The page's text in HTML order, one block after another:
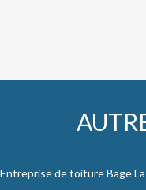
Entreprise de toiture Bage